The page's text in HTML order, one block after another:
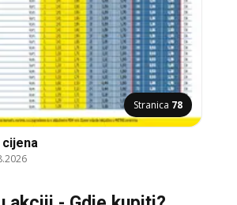
Stranica 78